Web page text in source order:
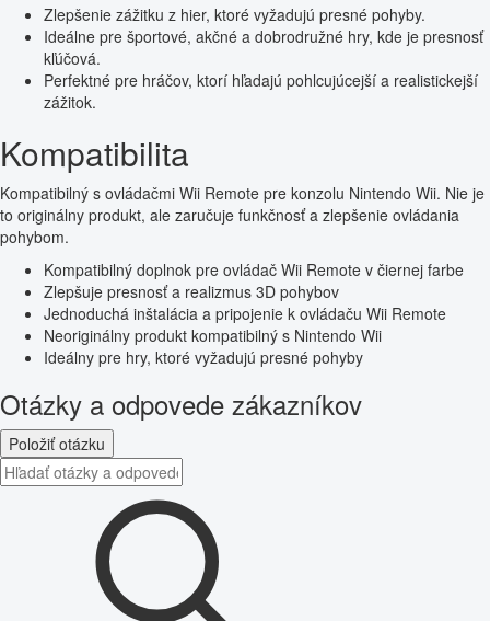
Zlepšenie zážitku z hier, ktoré vyžadujú presné pohyby.
Ideálne pre športové, akčné a dobrodružné hry, kde je presnosť
kľúčová.
Perfektné pre hráčov, ktorí hľadajú pohlcujúcejší a realistickejší
zážitok.
Kompatibilita
Kompatibilný s ovládačmi Wii Remote pre konzolu Nintendo Wii. Nie je
to originálny produkt, ale zaručuje funkčnosť a zlepšenie ovládania
pohybom.
Kompatibilný doplnok pre ovládač Wii Remote v čiernej farbe
Zlepšuje presnosť a realizmus 3D pohybov
Jednoduchá inštalácia a pripojenie k ovládaču Wii Remote
Neoriginálny produkt kompatibilný s Nintendo Wii
Ideálny pre hry, ktoré vyžadujú presné pohyby
Otázky a odpovede zákazníkov
Položiť otázku